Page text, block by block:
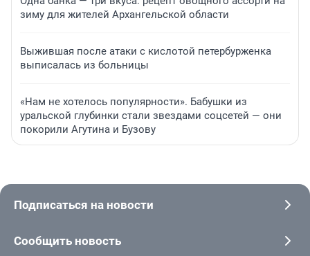
зиму для жителей Архангельской области
Выжившая после атаки с кислотой петербурженка
выписалась из больницы
«Нам не хотелось популярности». Бабушки из
уральской глубинки стали звездами соцсетей — они
покорили Агутина и Бузову
Подписаться на новости
Сообщить новость